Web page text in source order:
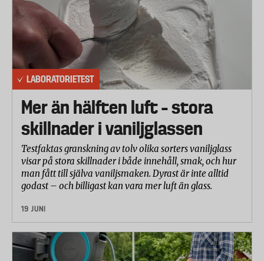
LABORATORIETEST
Mer än hälften luft – stora
skillnader i vaniljglassen
Testfaktas granskning av tolv olika sorters vaniljglass
visar på stora skillnader i både innehåll, smak, och hur
man fått till själva vaniljsmaken. Dyrast är inte alltid
godast – och billigast kan vara mer luft än glass.
19 JUNI